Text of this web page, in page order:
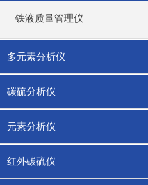
铁液质量管理仪
多元素分析仪
碳硫分析仪
元素分析仪
红外碳硫仪